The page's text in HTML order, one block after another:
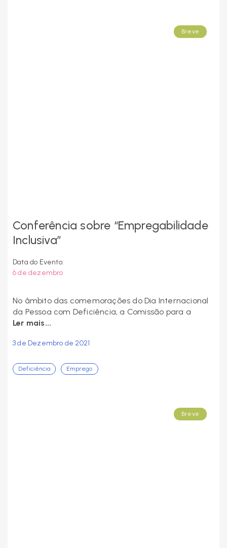
Breve
Conferência sobre “Empregabilidade
Inclusiva”
Data do Evento:
6 de dezembro
No âmbito das comemorações do Dia Internacional
da Pessoa com Deficiência, a Comissão para a
Ler mais...
3 de Dezembro de 2021
Deficiência Emprego
Breve